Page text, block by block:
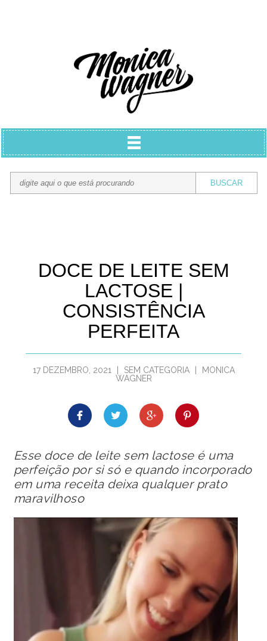
DOCE DE LEITE SEM
LACTOSE |
CONSISTÊNCIA
PERFEITA
17 DEZEMBRO, 2021 SEM CATEGORIA
MONICA
WAGNER
Esse doce de leite sem lactose é uma
perfeição por si só e quando incorporado
em uma receita deixa qualquer prato
maravilhoso